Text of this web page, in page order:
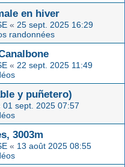
en hiver
« 25 sept. 2025 16:29
randonnées
« 22 sept. 2025 11:49
y puñetero)
01 sept. 2025 07:57
3003m
« 13 août 2025 08:55